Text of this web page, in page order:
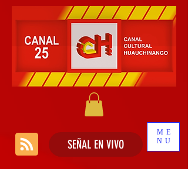
ME
NU
SEÑAL EN VIVO